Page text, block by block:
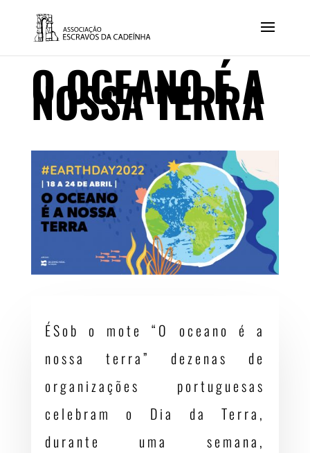
O OCEANO É A
NOSSA TERRA
ÉSob o mote “O oceano é a
nossa terra” dezenas de
organizações portuguesas
celebram o Dia da Terra,
durante uma semana,